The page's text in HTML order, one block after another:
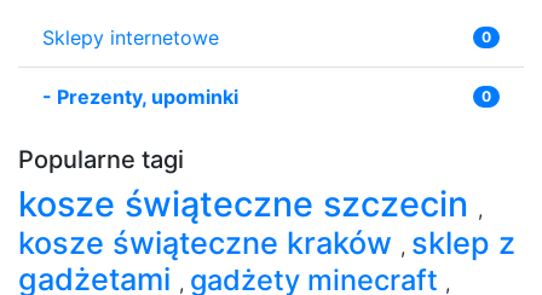
Sklepy internetowe 0
- Prezenty, upominki 0
Popularne tagi
kosze świąteczne szczecin ,
kosze świąteczne kraków , sklep z
gadżetami , gadżety minecraft ,